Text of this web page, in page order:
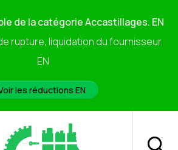
de la catégorie Accastillages. EN
rupture, liquidation du fournisseur.
EN
les réductions EN